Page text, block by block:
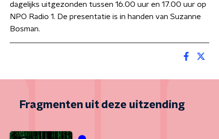
dagelijks uitgezonden tussen 16.00 uur en 17.00 uur op
NPO Radio 1. De presentatie is in handen van Suzanne
Bosman.
Fragmenten uit deze uitzending